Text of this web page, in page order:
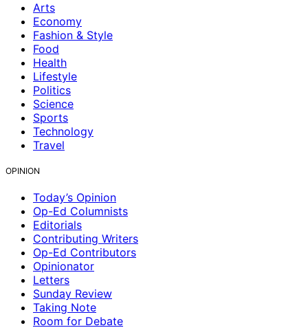
Arts
Economy
Fashion & Style
Food
Health
Lifestyle
Politics
Science
Sports
Technology
Travel
OPINION
Today’s Opinion
Op-Ed Columnists
Editorials
Contributing Writers
Op-Ed Contributors
Opinionator
Letters
Sunday Review
Taking Note
Room for Debate